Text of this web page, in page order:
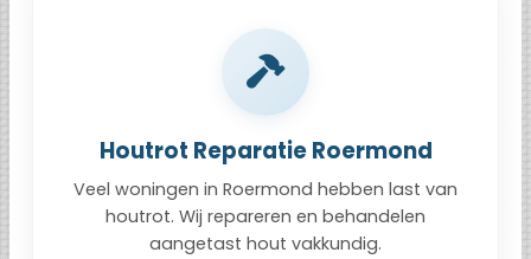
Houtrot Reparatie Roermond
Veel woningen in Roermond hebben last van
houtrot. Wij repareren en behandelen
aangetast hout vakkundig.